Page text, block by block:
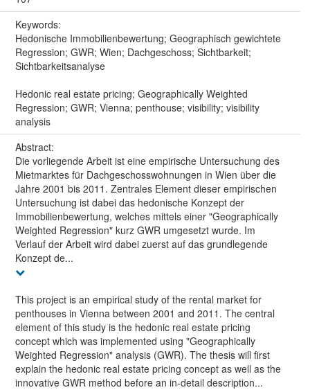
Keywords:
Hedonische Immobilienbewertung; Geographisch gewichtete
Regression; GWR; Wien; Dachgeschoss; Sichtbarkeit;
Sichtbarkeitsanalyse
Hedonic real estate pricing; Geographically Weighted
Regression; GWR; Vienna; penthouse; visibility; visibility
analysis
Abstract:
Die vorliegende Arbeit ist eine empirische Untersuchung des
Mietmarktes für Dachgeschosswohnungen in Wien über die
Jahre 2001 bis 2011. Zentrales Element dieser empirischen
Untersuchung ist dabei das hedonische Konzept der
Immobilienbewertung, welches mittels einer "Geographically
Weighted Regression" kurz GWR umgesetzt wurde. Im
Verlauf der Arbeit wird dabei zuerst auf das grundlegende
Konzept de...
This project is an empirical study of the rental market for
penthouses in Vienna between 2001 and 2011. The central
element of this study is the hedonic real estate pricing
concept which was implemented using "Geographically
Weighted Regression" analysis (GWR). The thesis will first
explain the hedonic real estate pricing concept as well as the
innovative GWR method before an in-detail description...